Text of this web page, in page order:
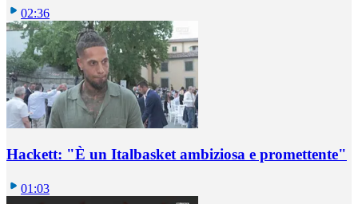
02:36
Hackett: "È un Italbasket ambiziosa e promettente"
01:03